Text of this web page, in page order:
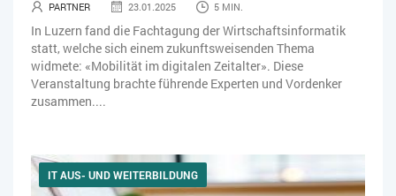
PARTNER 23.01.2025 5 MIN.
In Luzern fand die Fachtagung der Wirtschaftsinformatik
statt, welche sich einem zukunftsweisenden Thema
widmete: «Mobilität im digitalen Zeitalter». Diese
Veranstaltung brachte führende Experten und Vordenker
zusammen....
IT AUS- UND WEITERBILDUNG